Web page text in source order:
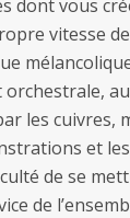
dont vous
vitesse
les cuivres,
et
de se
de